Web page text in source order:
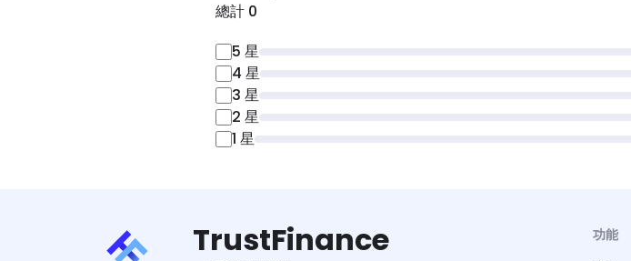
總計 0
5 星
4 星
3 星
2 星
1 星
TrustFinance
功能